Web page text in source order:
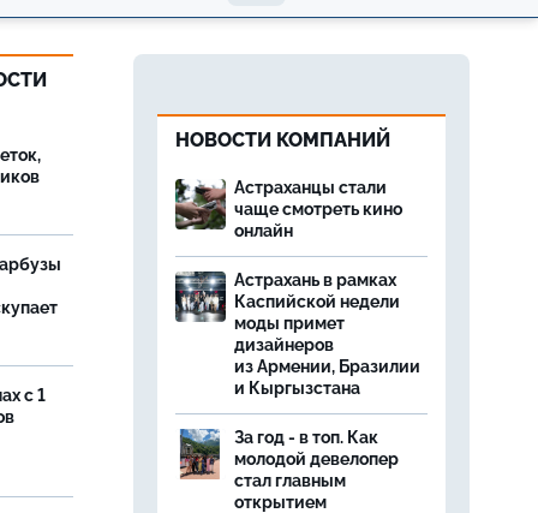
с 1
НОВОСТИ КОМПАНИЙ
Астраханцы стали
чаще смотреть кино
онлайн
Астрахань в рамках
Каспийской недели
моды примет
дизайнеров
из Армении, Бразилии
и Кыргызстана
За год - в топ. Как
молодой девелопер
стал главным
открытием